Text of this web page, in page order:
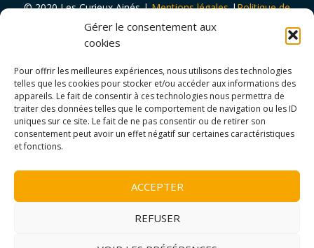
Gérer le consentement aux
cookies
Pour offrir les meilleures expériences, nous utilisons des technologies
telles que les cookies pour stocker et/ou accéder aux informations des
appareils. Le fait de consentir à ces technologies nous permettra de
traiter des données telles que le comportement de navigation ou les ID
uniques sur ce site. Le fait de ne pas consentir ou de retirer son
consentement peut avoir un effet négatif sur certaines caractéristiques
et fonctions.
ACCEPTER
REFUSER
© 2020 Les Curieux Ainés |Mentions légales |Politique de
cookies |Design parTapa Idée
Projet porté par Vers Volant
Ville de Rouen